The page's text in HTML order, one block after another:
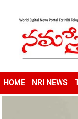
HOME NRI NEWS